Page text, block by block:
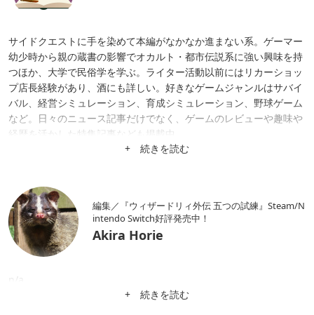
サイドクエストに手を染めて本編がなかなか進まない系。ゲーマー
幼少時から親の蔵書の影響でオカルト・都市伝説系に強い興味を持
つほか、大学で民俗学を学ぶ。ライター活動以前にはリカーショッ
プ店長経験があり、酒にも詳しい。好きなゲームジャンルはサバイ
バル、経営シミュレーション、育成シミュレーション、野球ゲーム
など。日々のニュース記事だけでなく、ゲームのレビューや趣味や
経歴を活かした特集記事なども掲載中。
+ 続きを読む
編集／『ウィザードリィ外伝 五つの試練』Steam/N
intendo Switch好評発売中！
Akira Horie
n/a
+ 続きを読む